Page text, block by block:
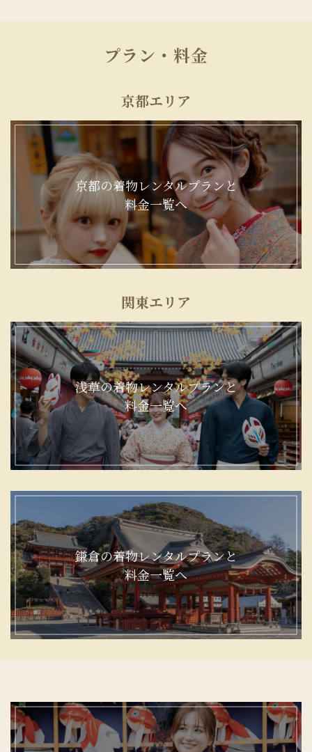
プラン・料金
京都エリア
京都の着物レンタルプランと
料金一覧へ
関東エリア
浅草の着物レンタルプランと
料金一覧へ
鎌倉の着物レンタルプランと
料金一覧へ